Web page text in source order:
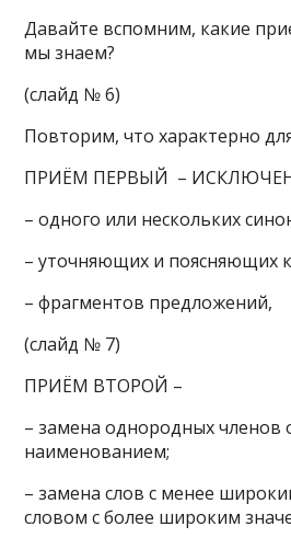
Давайте вспомним, какие
мы знаем?
(слайд № 6)
Повторим, что характерно
ПРИЁМ ПЕРВЫЙ –
– одного или нескольких
– уточняющих и поясняющих
– фрагментов предложений,
(слайд № 7)
ПРИЁМ ВТОРОЙ –
– замена однородных
наименованием;
– замена слов с менее
словом с более широким